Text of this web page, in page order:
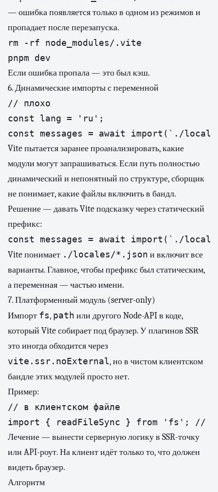
— ошибка появляется только в одном из режимов и
пропадает после перезапуска.
rm -rf node_modules/.vite
pnpm dev
Если ошибка пропала — это был кэш.
6. Динамические импорты с переменной
// плохо
const lang = 'ru';
const messages = await import(`./
Vite пытается заранее проанализировать, какие
модули могут запрашиваться. Если путь полностью
динамический и непонятный по структуре, сборщик
не понимает, какие файлы включить в бандл.
Решение — давать Vite подсказку через статический
префикс:
const messages = await import(`./
Vite понимает ./locales/*.json и включит все
варианты. Главное, чтобы префикс был статическим,
а переменная — частью имени.
7. Платформенный модуль (server-only)
Импорт fs, path или другого Node-API в коде,
который Vite собирает под браузер. У плагинов SSR
это иногда обходится через
vite.ssr.noExternal, но в чистом клиентском
бандле этих модулей просто нет.
Пример:
// в клиентском файле
import { readFileSync } from 'fs'; //
Лечение — вынести серверную логику в SSR-точку
или API-роут. На клиент идёт только то, что должен
видеть браузер.
Алгоритм